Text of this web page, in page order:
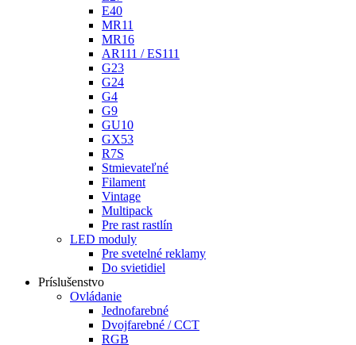
E40
MR11
MR16
AR111 / ES111
G23
G24
G4
G9
GU10
GX53
R7S
Stmievateľné
Filament
Vintage
Multipack
Pre rast rastlín
LED moduly
Pre svetelné reklamy
Do svietidiel
Príslušenstvo
Ovládanie
Jednofarebné
Dvojfarebné / CCT
RGB